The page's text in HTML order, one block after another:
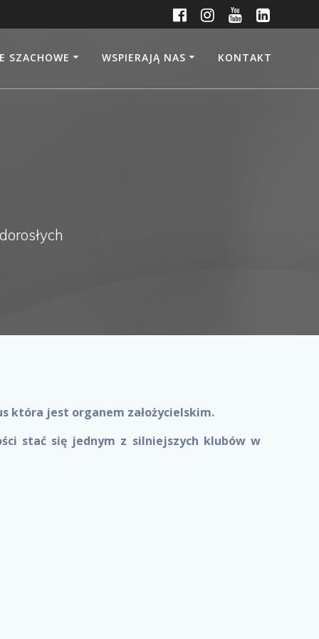
SZACHOWE WSPIERAJĄ NAS KONTAKT
która jest organem założycielskim.
stać się jednym z silniejszych klubów w